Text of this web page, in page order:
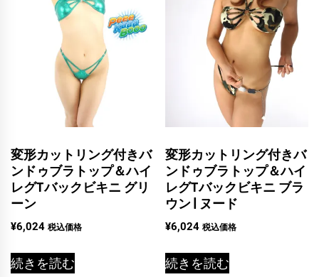
変形カットリング付きバ
ンドゥブラトップ＆ハイ
レグTバックビキニ グリ
ーン
¥6,024 税込価格
続きを読む
変形カットリング付きバ
ンドゥブラトップ＆ハイ
レグTバックビキニ ブラ
ウン | ヌード
¥6,024 税込価格
続きを読む